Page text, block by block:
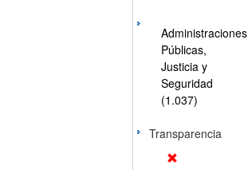
Administraciones
Públicas,
Justicia y
Seguridad
(1.037)
Transparencia